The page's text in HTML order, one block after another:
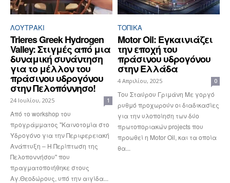
ΛΟΥΤΡΆΚΙ
Trieres Greek Hydrogen
Valley: Στιγμές από μια
δυναμική συνάντηση
για το μέλλον του
πράσινου υδρογόνου
στην Πελοπόννησο!
24 Ιουλίου, 2025 1
Από το workshop του
προγράμματος "Καινοτομία στο
Υδρογόνο για την Περιφερειακή
Ανάπτυξη – Η Περίπτωση της
Πελοποννήσου" που
πραγματοποιήθηκε στους
Αγ.Θεοδώρους, υπό την αιγίδα...
ΤΟΠΙΚΑ
Motor Oil: Εγκαινιάζει
την εποχή του
πράσινου υδρογόνου
στην Ελλάδα
4 Απριλίου, 2025 0
Του Σταύρου Γριμάνη Με γοργό
ρυθμό προχωρούν οι διαδικασίες
για την υλοποίηση των δύο
πρωτοποριακών projects που
προωθεί η Motor Oil, και τα οποία
θα...